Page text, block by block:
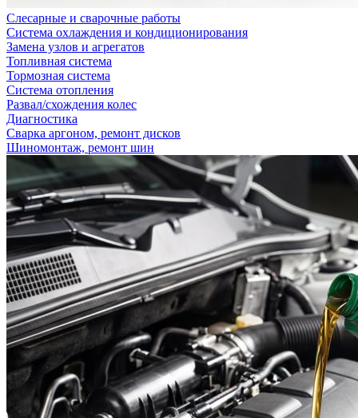
Слесарные и сварочные работы
Система охлаждения и кондиционирования
Замена узлов и агрегатов
Топливная система
Тормозная система
Система отопления
Развал/схождения колес
Диагностика
Сварка аргоном, ремонт дисков
Шиномонтаж, ремонт шин